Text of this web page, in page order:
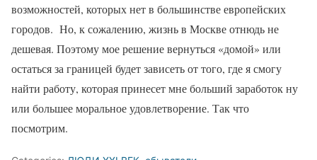
возможностей, которых нет в большинстве европейских
городов. Но, к сожалению, жизнь в Москве отнюдь не
дешевая. Поэтому мое решение вернуться «домой» или
остаться за границей будет зависеть от того, где я смогу
найти работу, которая принесет мне больший заработок ну
или большее моральное удовлетворение. Так что
посмотрим.